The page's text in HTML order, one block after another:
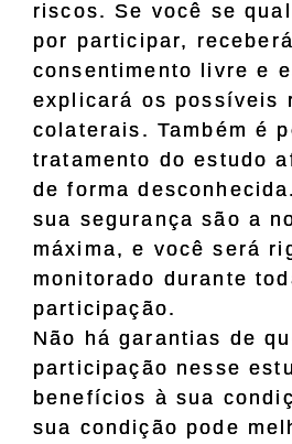
riscos. Se você se
por participar,
consentimento livre e
explicará os possíveis
colaterais. Também é
tratamento do estudo
de forma
sua segurança são a
máxima, e você será
monitorado durante
participação.
Não há garantias de
participação nesse
benefícios à sua
sua condição pode